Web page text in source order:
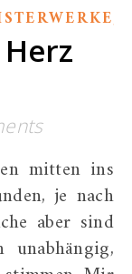
,
je nach
aber sind